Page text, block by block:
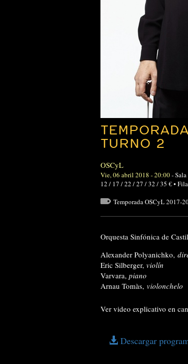
TURNO 2
OSCyL
Vie, 06 abril 2018 - 20:00-
12 / 17 / 22 / 27 / 32 / 35 € •
Temporada OSCyL 2017-
Orquesta Sinfónica de
Alexander Polyanichko,
Eric Silberger, violín
Varvara, piano
Arnau Tomàs, violonchelo
Ver video explicativo en
Descargar